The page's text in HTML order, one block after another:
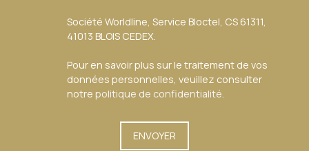
Société Worldline, Service Bloctel, CS 61311,
41013 BLOIS CEDEX.
Pour en savoir plus sur le traitement de vos
données personnelles, veuillez consulter
notre politique de confidentialité
ENVOYER